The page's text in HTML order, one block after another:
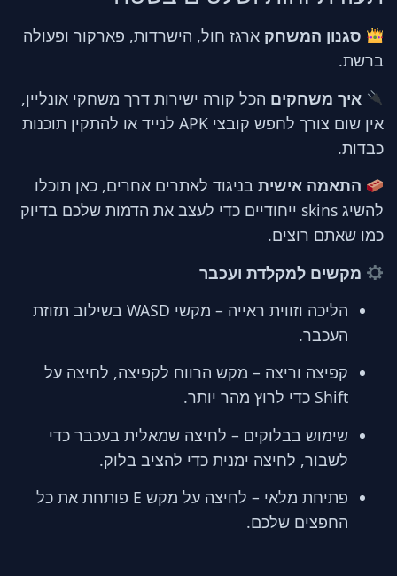
סגנון המשחק ארגז חול, הישרדות, פארקור ופעולה
ברשת.
איך משחקים הכל קורה ישירות דרך משחקי אונליין,
אין שום צורך לחפש קובצי APK לנייד או להתקין תוכנות
כבדות.
התאמה אישית בניגוד לאתרים אחרים, כאן תוכלו
להשיג skins ייחודיים כדי לעצב את הדמות שלכם בדיוק
כמו שאתם רוצים.
מקשים למקלדת ועכבר
הליכה וזווית ראייה – מקשי WASD בשילוב תזוזת
העכבר.
קפיצה וריצה – מקש הרווח לקפיצה, לחיצה על
Shift כדי לרוץ מהר יותר.
שימוש בבלוקים – לחיצה שמאלית בעכבר כדי
לשבור, לחיצה ימנית כדי להציב בלוק.
פתיחת מלאי – לחיצה על מקש E פותחת את כל
החפצים שלכם.